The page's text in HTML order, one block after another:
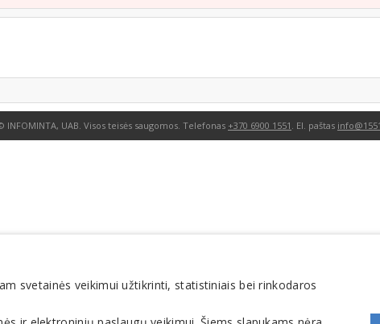
INFOMINTA, UAB. Visos teisės saugomos. Telefonas +370 6900 1551 . El. paštas
svetainės veikimui užtikrinti, statistiniais bei rinkodaros